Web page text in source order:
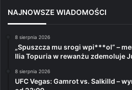
NAJNOWSZE WIADOMOŚCI
8 sierpnia 2026
„Spuszcza mu srogi wpi***ol” –
Ilia Topuria w rewanżu zdemoluje
8 sierpnia 2026
UFC Vegas: Gamrot vs. Salkilld –